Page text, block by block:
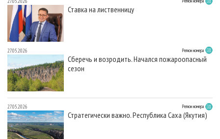
Ставка на лиственницу
27.05.2026 Регион номера
Сберечь и возродить. Начался пожароопасный
сезон
27.05.2026 Регион номера
Стратегически важно. Республика Саха (Якутия)